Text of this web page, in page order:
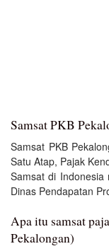
Samsat PKB
Samsat PKB
Satu Atap, Pajak
Samsat di
Dinas Pendapatan
Apa itu samsat
Pekalongan)